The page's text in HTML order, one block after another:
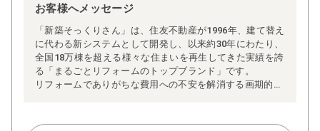
お客様へメッセージ
「新築そっくりさん」は、住友不動産が1996年、建て替え
に代わる新システムとして開発し、以来約30年にわたり、
全国18万棟を超える様々な住まいを再生してきた実績を誇
る「まるごとリフォームのトップブランド」です。
リフォームでありがちな費用への不安を解消する画期的な
ム」、経験豊かなセールスエンジニアによる「一貫担当